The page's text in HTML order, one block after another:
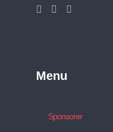
Menu
Sponsorer